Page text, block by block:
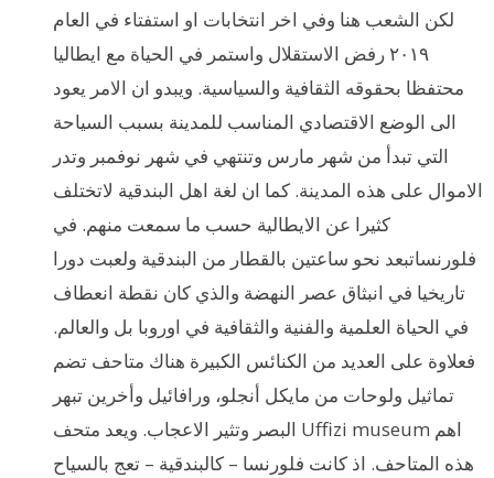
لكن الشعب هنا وفي اخر انتخابات او استفتاء في العام
٢٠١٩ رفض الاستقلال واستمر في الحياة مع ايطاليا
محتفظا بحقوقه الثقافية والسياسية. ويبدو ان الامر يعود
الى الوضع الاقتصادي المناسب للمدينة بسبب السياحة
التي تبدأ من شهر مارس وتنتهي في شهر نوفمبر وتدر
الاموال على هذه المدينة. كما ان لغة اهل البندقية لاتختلف
كثيرا عن الايطالية حسب ما سمعت منهم. في
فلورنساتبعد نحو ساعتين بالقطار من البندقية ولعبت دورا
تاريخيا في انبثاق عصر النهضة والذي كان نقطة انعطاف
في الحياة العلمية والفنية والثقافية في اوروبا بل والعالم.
فعلاوة على العديد من الكنائس الكبيرة هناك متاحف تضم
تماثيل ولوحات من مايكل أنجلو، ورافائيل وأخرين تبهر
البصر وتثير الاعجاب. ويعد متحف Uffizi museum اهم
هذه المتاحف. اذ كانت فلورنسا – كالبندقية – تعج بالسياح